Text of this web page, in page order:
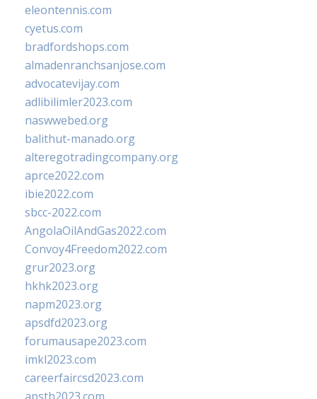
eleontennis.com
cyetus.com
bradfordshops.com
almadenranchsanjose.com
advocatevijay.com
adlibilimler2023.com
naswwebed.org
balithut-manado.org
alteregotradingcompany.org
aprce2022.com
ibie2022.com
sbcc-2022.com
AngolaOilAndGas2022.com
Convoy4Freedom2022.com
grur2023.org
hkhk2023.org
napm2023.org
apsdfd2023.org
forumausape2023.com
imkl2023.com
careerfaircsd2023.com